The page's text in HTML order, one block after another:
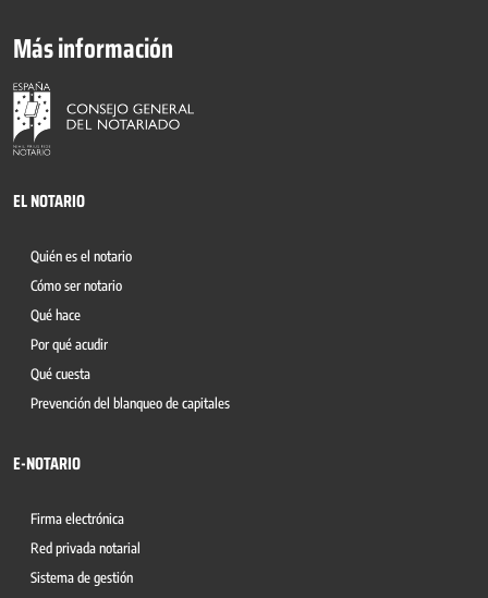
Más información
EL NOTARIO
Quién es el notario
Cómo ser notario
Qué hace
Por qué acudir
Qué cuesta
Prevención del blanqueo de capitales
E-NOTARIO
Firma electrónica
Red privada notarial
Sistema de gestión